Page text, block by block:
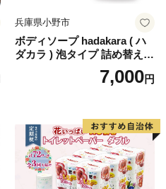
兵庫県小野市
ボディソープ hadakara ( ハ
ダカラ ) 泡タイプ 詰め替え 4
40ml×4袋 ボディーソープ 泡
ボディソープ 泡 日用品 消耗
泡石鹸 石鹸 兵庫 兵庫県 小野
7,000円